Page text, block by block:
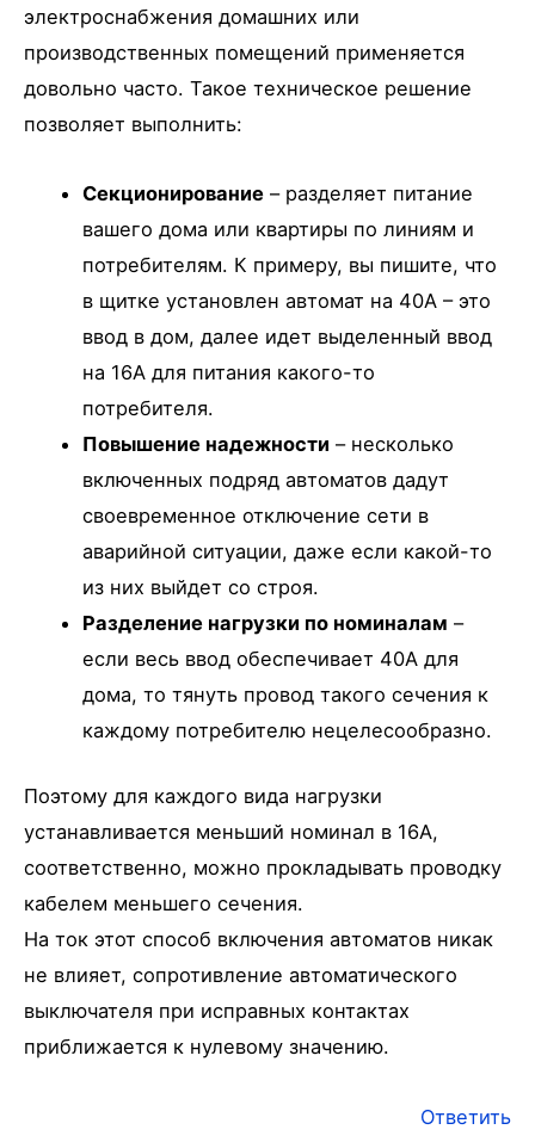
электроснабжения домашних или
производственных помещений применяется
довольно часто. Такое техническое решение
позволяет выполнить:
Секционирование – разделяет питание
вашего дома или квартиры по линиям и
потребителям. К примеру, вы пишите, что
в щитке установлен автомат на 40А – это
ввод в дом, далее идет выделенный ввод
на 16А для питания какого-то
потребителя.
Повышение надежности – несколько
включенных подряд автоматов дадут
своевременное отключение сети в
аварийной ситуации, даже если какой-то
из них выйдет со строя.
Разделение нагрузки по номиналам –
если весь ввод обеспечивает 40А для
дома, то тянуть провод такого сечения к
каждому потребителю нецелесообразно.
Поэтому для каждого вида нагрузки
устанавливается меньший номинал в 16А,
соответственно, можно прокладывать проводку
кабелем меньшего сечения.
На ток этот способ включения автоматов никак
не влияет, сопротивление автоматического
выключателя при исправных контактах
приближается к нулевому значению.
Ответить